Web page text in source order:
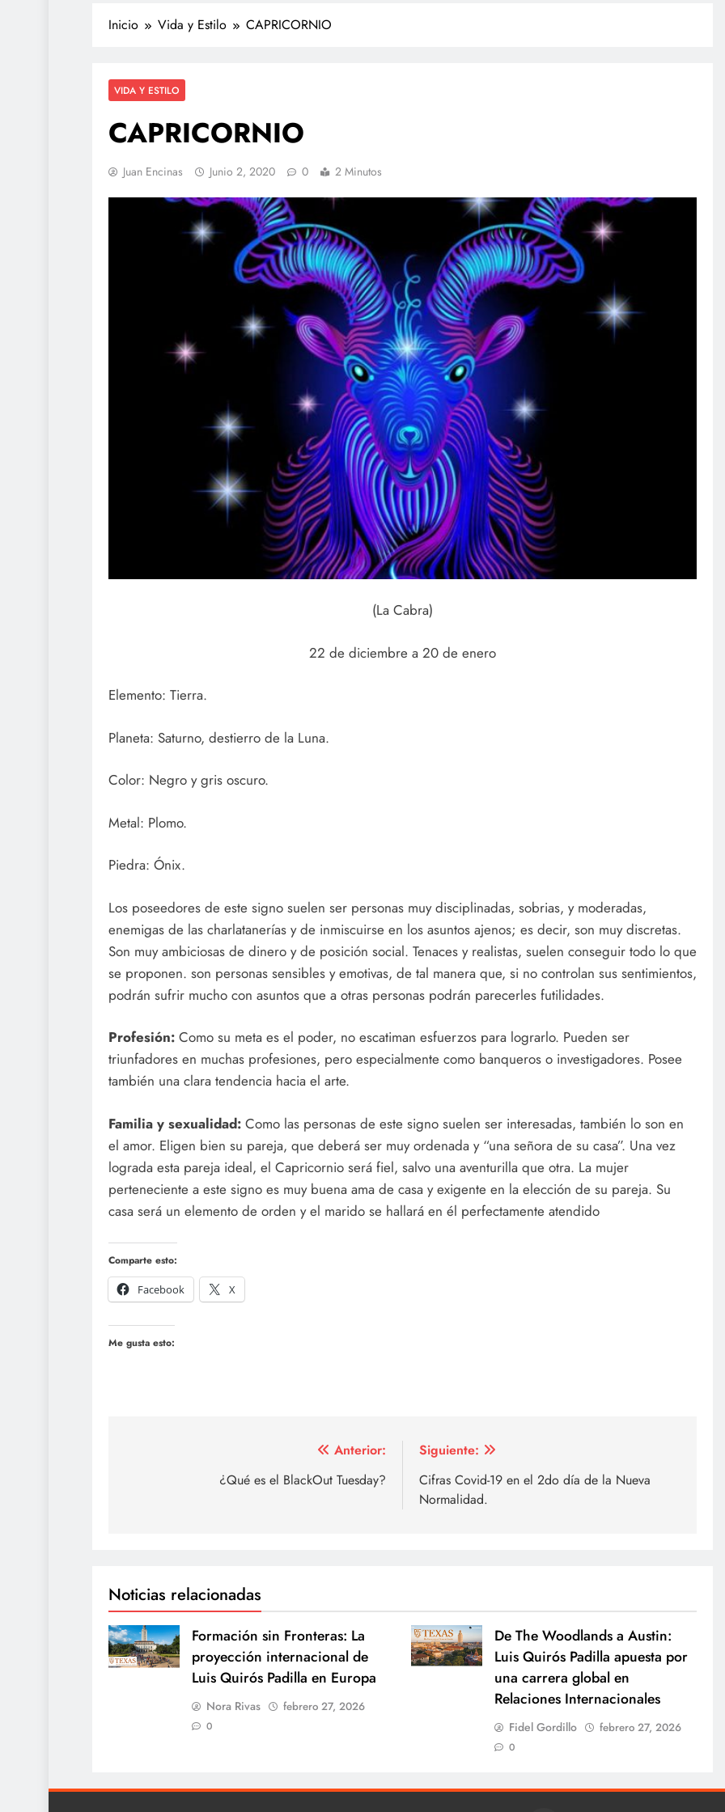
Inicio Vida y Estilo CAPRICORNIO
VIDA Y ESTILO
CAPRICORNIO
Juan Encinas Junio 2, 2020 0 2 Minutos
(La Cabra)
22 de diciembre a 20 de enero
Elemento: Tierra.
Planeta: Saturno, destierro de la Luna.
Color: Negro y gris oscuro.
Metal: Plomo.
Piedra: Ónix.
Los poseedores de este signo suelen ser personas muy disciplinadas, sobrias, y moderadas,
enemigas de las charlatanerías y de inmiscuirse en los asuntos ajenos; es decir, son muy discretas.
Son muy ambiciosas de dinero y de posición social. Tenaces y realistas, suelen conseguir todo lo que
se proponen. son personas sensibles y emotivas, de tal manera que, si no controlan sus sentimientos,
podrán sufrir mucho con asuntos que a otras personas podrán parecerles futilidades.
Profesión: Como su meta es el poder, no escatiman esfuerzos para lograrlo. Pueden ser
triunfadores en muchas profesiones, pero especialmente como banqueros o investigadores. Posee
también una clara tendencia hacia el arte.
Familia y sexualidad: Como las personas de este signo suelen ser interesadas, también lo son en
el amor. Eligen bien su pareja, que deberá ser muy ordenada y “una señora de su casa”. Una vez
lograda esta pareja ideal, el Capricornio será fiel, salvo una aventurilla que otra. La mujer
perteneciente a este signo es muy buena ama de casa y exigente en la elección de su pareja. Su
casa será un elemento de orden y el marido se hallará en él perfectamente atendido
Comparte esto:
Facebook
X
Me gusta esto:
Anterior:
¿Qué es el BlackOut Tuesday?
Siguiente:
Cifras Covid-19 en el 2do día de la Nueva
Normalidad.
Noticias relacionadas
Formación sin Fronteras: La
proyección internacional de
Luis Quirós Padilla en Europa
Nora Rivas febrero 27, 2026
0
De The Woodlands a Austin:
Luis Quirós Padilla apuesta por
una carrera global en
Relaciones Internacionales
Fidel Gordillo febrero 27, 2026
0
POLICIACA
Adulto mayor que murió
atropellado fue empujado, revela
video
febrero 27, 2026